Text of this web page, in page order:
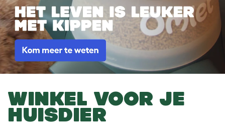
WINKEL VOOR JE
HUISDIER